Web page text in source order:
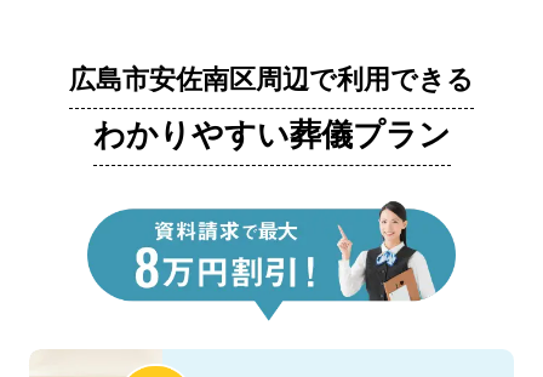
広島市安佐南区周辺で利用できる
わかりやすい葬儀プラン